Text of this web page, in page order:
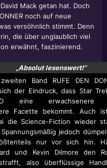
Mack getan hat. Doch
noch auf neue
versöhnlich stimmt. Denn
die über unglaublich viel
erwähnt, faszinierend.
„Absolut lesenswert!”
Band RUFE DEN
der Eindruck, dass Star
eine erwachsenere
Facette bekommt. Auch
die Science-Fiction wieder
jedoch
nur vor sich hin.
und Kevin Dilmore den
also überflüssige